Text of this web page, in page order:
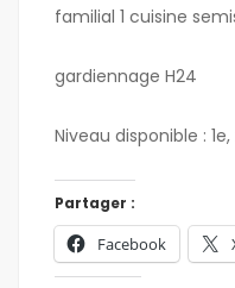
familial 1 cuisine
gardiennage H24
Niveau disponible :
Partager :
Facebook